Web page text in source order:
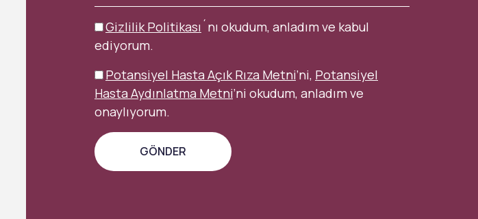
Gizlilik Politikası ´nı okudum, anladım ve kabul
ediyorum.
Potansiyel Hasta Açık Rıza Metni’ni, Potansiyel
Hasta Aydınlatma Metni’ni okudum, anladım ve
onaylıyorum.